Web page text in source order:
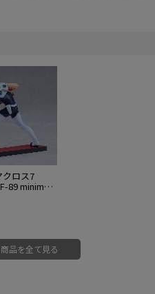
っているファイヤーバルキリーの体
うほどのプロポーションと自負して
！！
だ今回。
再現！
体に盛り込んでいます！！（音は出
クロス7
89 minimum
バサラ
品を全て見る